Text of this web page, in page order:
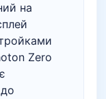
на
Zero